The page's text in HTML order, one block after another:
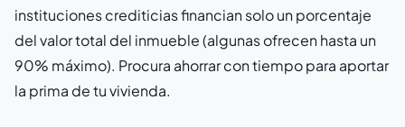
instituciones crediticias financian solo un porcentaje
del valor total del inmueble (algunas ofrecen hasta un
90% máximo). Procura ahorrar con tiempo para aportar
la prima de tu vivienda.